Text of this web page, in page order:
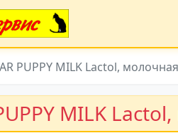
PUPPY MILK Lactol,
MILK